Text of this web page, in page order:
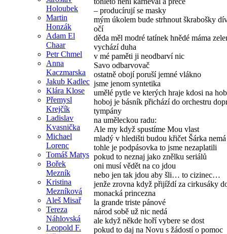
Holoubek
Martin
Honzák
Adam El
Chaar
Petr Chmel
Anna
Kaczmarska
Jakub Kadlec
Klára Klose
Přemysl
Krejčík
Ladislav
Kvasnička
Michael
Lorenc
Tomáš Matys
Bořek
Mezník
Kristina
Mezníková
Aleš Misař
Tereza
Náhlovská
Leopold F.
– producírují se masky
mým úkolem bude strhnout škrabošky
očí
děda měl modré tatínek hnědé máma
vychází duha
v mé paměti ji neodbarví nic
Savo odbarvovač
ostatně obojí poruší jemné vlákno
jsme jenom syntetika
umělé pytle ve kterých hraje kdosi na
hoboj je básník přichází do orchestru
tympány
na uměleckou radu:
Ale my když spustíme Mou vlast
mladý v hledišti budou křičet Šárka
tohle je podpásovka to jsme nezaplatili
pokud to neznaj jako znělku seriálů
oni musí vědět na co jdou
nebo jen tak jdou aby šli… to cizinec…
jenže zrovna když přijíždí za cirkusáky
monacká princezna
la grande triste pánové
národ sobě už nic nedá
ale když někde hoří vybere se dost
pokud to daj na Novu s žádostí o pomoc